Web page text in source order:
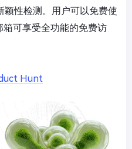
性检测。用户可以免费使
箱可享受全功能的免费访
Hunt